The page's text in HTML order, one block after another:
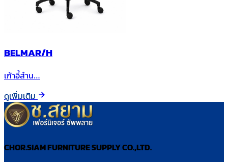
BELMAR/H
เก้าอี้สำน…
ดูเพิ่มเติม
CHOR.SIAM FURNITURE SUPPLY CO.,LTD.